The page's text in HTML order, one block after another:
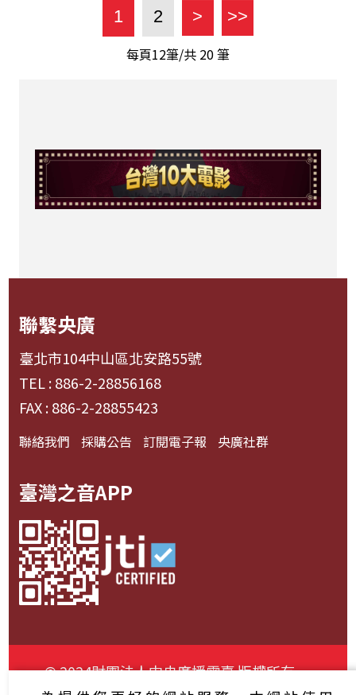
1 2 > >>
每頁12筆/共 20筆
聯繫央廣
臺北市104中山區北安路55號
TEL : 886-2-28856168
FAX : 886-2-28855423
聯絡我們 採購公告 訂閱電子報 央廣社群
臺灣之音APP
© 2024財團法人中央廣播電臺 版權所有